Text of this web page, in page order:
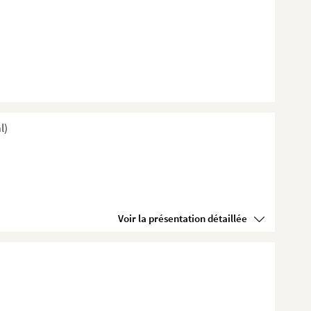
Voir la présentation détaillée